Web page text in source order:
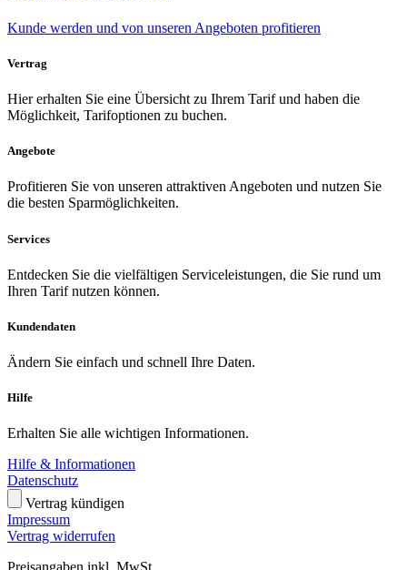
Kunde werden und von unseren Angeboten profitieren
Vertrag
Hier erhalten Sie eine Übersicht zu Ihrem Tarif und haben die
Möglichkeit, Tarifoptionen zu buchen.
Angebote
Profitieren Sie von unseren attraktiven Angeboten und nutzen Sie
die besten Sparmöglichkeiten.
Services
Entdecken Sie die vielfältigen Serviceleistungen, die Sie rund um
Ihren Tarif nutzen können.
Kundendaten
Ändern Sie einfach und schnell Ihre Daten.
Hilfe
Erhalten Sie alle wichtigen Informationen.
Hilfe & Informationen
Datenschutz
Vertrag kündigen
Impressum
Vertrag widerrufen